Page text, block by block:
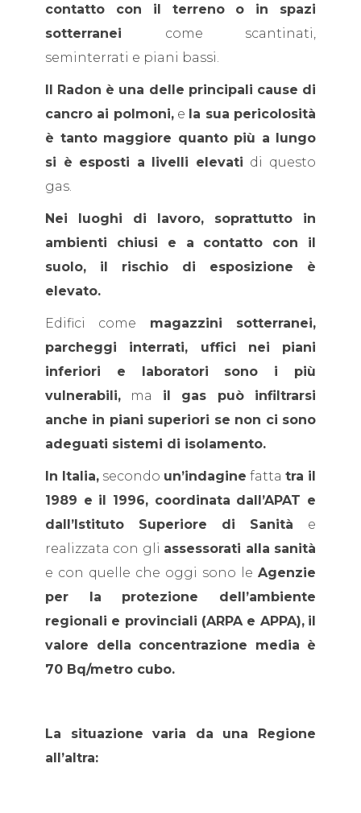
contatto con il terreno o in spazi
sotterranei come scantinati,
seminterrati e piani bassi.
Il Radon è una delle principali cause di
cancro ai polmoni,e la sua pericolosità
è tanto maggiore quanto più a lungo
si è esposti a livelli elevati di questo
gas.
Nei luoghi di lavoro, soprattutto in
ambienti chiusi e a contatto con il
suolo, il rischio di esposizione è
elevato.
Edifici come magazzini sotterranei,
parcheggi interrati, uffici nei piani
inferiori e laboratori sono i più
vulnerabili, ma il gas può infiltrarsi
anche in piani superiori se non ci sono
adeguati sistemi di isolamento.
In Italia, secondo un’indagine fatta tra il
1989 e il 1996, coordinata dall’APAT e
dall’Istituto Superiore di Sanità e
realizzata con gli assessorati alla sanità
e con quelle che oggi sono le Agenzie
per la protezione dell’ambiente
regionali e provinciali (ARPA e APPA), il
valore della concentrazione media è
70 Bq/metro cubo.
La situazione varia da una Regione
all’altra: